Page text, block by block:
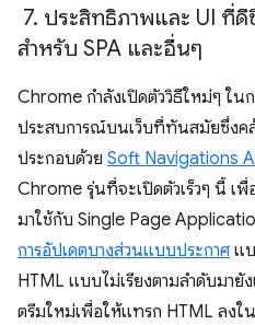
7. ประสิทธิภาพและ UI ที่
สำหรับ SPA และอื่นๆ
Chrome กำลังเปิดตัววิธีใหม่ๆ ใน
ประสบการณ์บนเว็บที่ทันสมัยซึ่งค
ประกอบด้วย Soft Navigations
Chrome รุ่นที่จะเปิดตัวเร็วๆ นี้ เ
มาใช้กับ Single Page
การอัปเดตบางส่วนแบบประกาศ แ
HTML แบบไม่เรียงตามลำดับมา
ตรีมใหม่เพื่อให้แทรก HTML ลงใ